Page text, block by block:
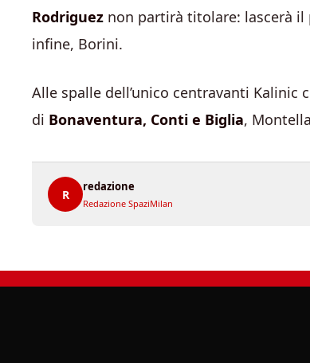
Rodriguez non partirà titolare: lascerà il
infine, Borini.
Alle spalle dell’unico centravanti Kalinic
di Bonaventura, Conti e Biglia,
R
redazione
Redazione SpaziMilan